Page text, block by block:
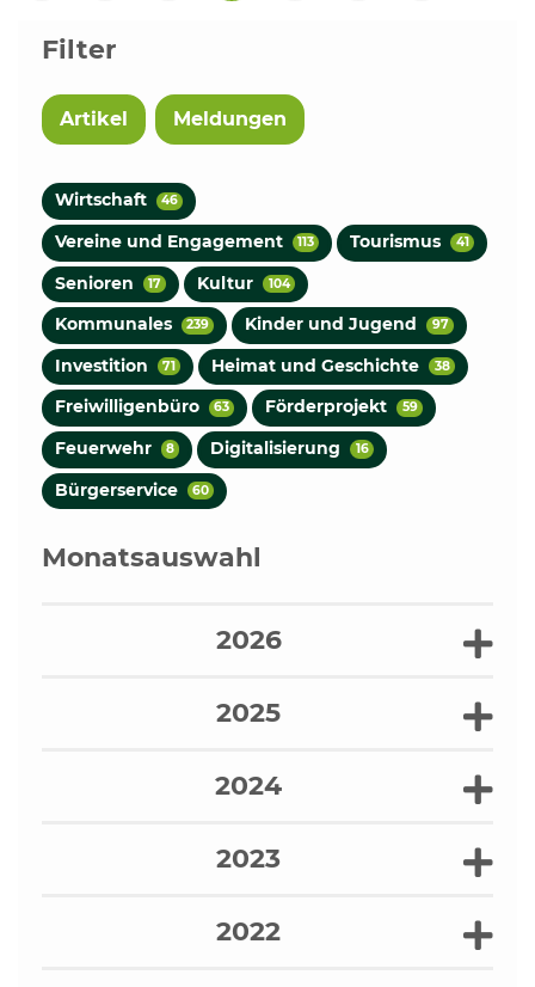
Filter
Artikel Meldungen
Wirtschaft 46
Vereine und Engagement 113 Tourismus 41
Senioren 17 Kultur 104
Kommunales 239 Kinder und Jugend 97
Investition 71 Heimat und Geschichte 38
Freiwilligenbüro 63 Förderprojekt 59
Feuerwehr 8 Digitalisierung 16
Bürgerservice 60
Monatsauswahl
2026
2025
2024
2023
2022